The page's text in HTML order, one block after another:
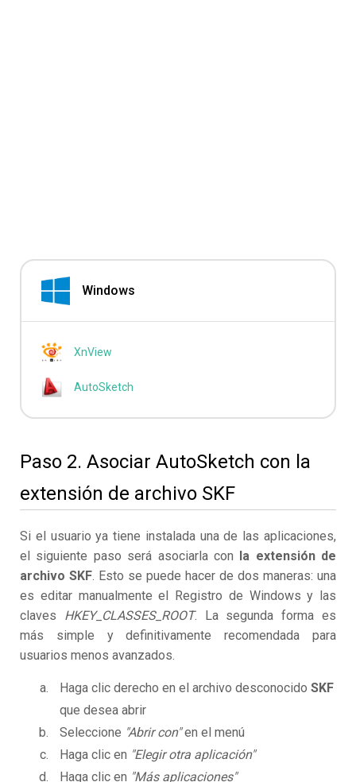
Windows
XnView
AutoSketch
Paso 2. Asociar AutoSketch con la
extensión de archivo SKF
Si el usuario ya tiene instalada una de las aplicaciones,
el siguiente paso será asociarla con la extensión de
archivo SKF. Esto se puede hacer de dos maneras: una
es editar manualmente el Registro de Windows y las
claves HKEY_CLASSES_ROOT. La segunda forma es
más simple y definitivamente recomendada para
usuarios menos avanzados.
Haga clic derecho en el archivo desconocido SKF
que desea abrir
Seleccione "Abrir con"en el menú
Haga clic en "Elegir otra aplicación"
Haga clic en "Más aplicaciones"